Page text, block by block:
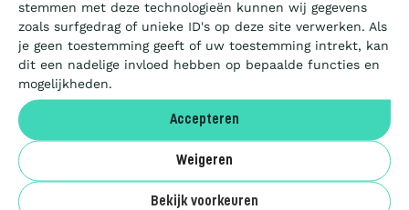
stemmen met deze technologieën kunnen wij gegevens
zoals surfgedrag of unieke ID's op deze site verwerken. Als
je geen toestemming geeft of uw toestemming intrekt, kan
dit een nadelige invloed hebben op bepaalde functies en
mogelijkheden.
Accepteren
Weigeren
Bekijk voorkeuren
Harmonisatiebesluit
5
|
Sonderingsbedrijven
Groottecategorie
sonderingsbedrijven.
PDF
document
Aanbesteden
Deelnemers
Over ons